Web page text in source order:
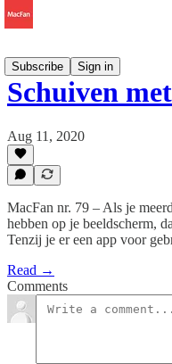
Subscribe
Sign in
Schuiven
Aug 11, 2020
MacFan nr. 79 – Als je
hebben op je beeldscherm,
Tenzij je er een app voor
Read →
Comments